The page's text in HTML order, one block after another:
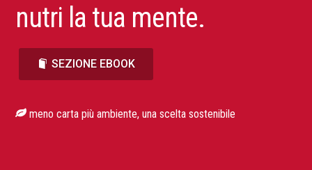
nutri la tua mente.
SEZIONE EBOOK
meno carta più ambiente, una scelta sostenibile